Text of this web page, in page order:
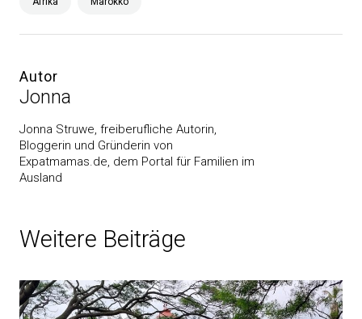
Autor
Jonna
Jonna Struwe, freiberufliche Autorin,
Bloggerin und Gründerin von
Expatmamas.de, dem Portal für Familien im
Ausland
Weitere Beiträge